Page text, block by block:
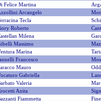
Felice Martina
Arcangelo
Tecla
Roberto
Milena
Massimo
Marina
Francesco
Mauro
Gabriella
Valeria
Anita
Fiammetta